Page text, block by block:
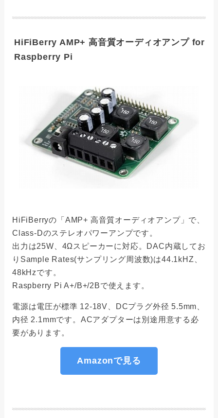
HiFiBerry AMP+ 高音質オーディオアンプ for
Raspberry Pi
HiFiBerryの「AMP+ 高音質オーディオアンプ」で、
Class-Dのステレオパワーアンプです。
出力は25W、4Ωスピーカーに対応。DAC内蔵してお
りSample Rates(サンプリング周波数)は44.1kHZ、
48kHzです。
Raspberry Pi A+/B+/2Bで使えます。
電源は電圧が標準 12-18V、DCプラグ外径 5.5mm、
内径 2.1mmです。ACアダプターは別途用意する必
要があります。
Amazonで見る